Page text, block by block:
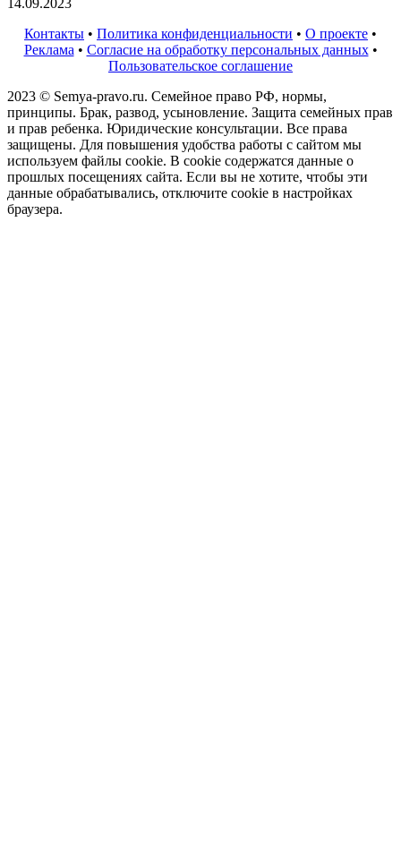
14.09.2023
Контакты • Политика конфиденциальности • О проекте •
Реклама • Согласие на обработку персональных данных•
Пользовательское соглашение
2023 © Semya-pravo.ru. Семейное право РФ, нормы,
принципы. Брак, развод, усыновление. Защита семейных прав
и прав ребенка. Юридические консультации. Все права
защищены. Для повышения удобства работы с сайтом мы
используем файлы cookie. В cookie содержатся данные о
прошлых посещениях сайта. Если вы не хотите, чтобы эти
данные обрабатывались, отключите cookie в настройках
браузера.